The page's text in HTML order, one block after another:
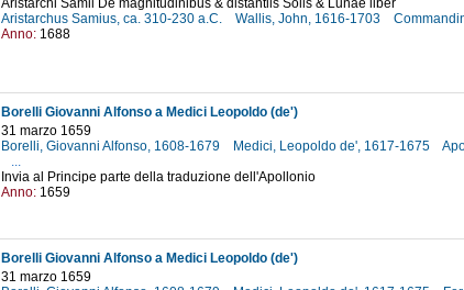
Aristarchi Samii De magnitudinibus & distantiis Solis & Lunae liber
Aristarchus Samius, ca. 310-230 a.C.
Wallis, John, 1616-1703
Anno: 1688
Borelli Giovanni Alfonso a Medici Leopoldo (de')
31 marzo 1659
Borelli, Giovanni Alfonso, 1608-1679
Medici, Leopoldo de', 1617-1675
...
Invia al Principe parte della traduzione dell'Apollonio
Anno: 1659
Borelli Giovanni Alfonso a Medici Leopoldo (de')
31 marzo 1659